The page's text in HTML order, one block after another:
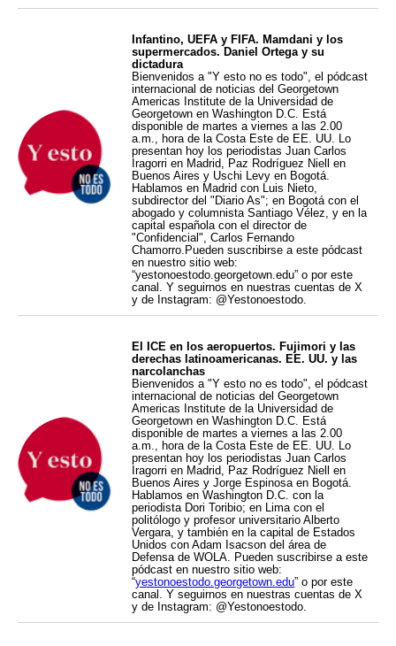
Infantino, UEFA y FIFA. Mamdani y los
supermercados. Daniel Ortega y su
dictadura
Bienvenidos a "Y esto no es todo", el pódcast
internacional de noticias del Georgetown
Americas Institute de la Universidad de
Georgetown en Washington D.C. Está
disponible de martes a viernes a las 2.00
a.m., hora de la Costa Este de EE. UU. Lo
presentan hoy los periodistas Juan Carlos
Iragorri en Madrid, Paz Rodríguez Niell en
Buenos Aires y Uschi Levy en Bogotá.
Hablamos en Madrid con Luis Nieto,
subdirector del "Diario As"; en Bogotá con el
abogado y columnista Santiago Vélez, y en la
capital española con el director de
"Confidencial", Carlos Fernando
Chamorro.Pueden suscribirse a este pódcast
en nuestro sitio web:
“yestonoestodo.georgetown.edu” o por este
canal. Y seguirnos en nuestras cuentas de X
y de Instagram: @Yestonoestodo.
El ICE en los aeropuertos. Fujimori y las
derechas latinoamericanas. EE. UU. y las
narcolanchas
Bienvenidos a "Y esto no es todo", el pódcast
internacional de noticias del Georgetown
Americas Institute de la Universidad de
Georgetown en Washington D.C. Está
disponible de martes a viernes a las 2.00
a.m., hora de la Costa Este de EE. UU. Lo
presentan hoy los periodistas Juan Carlos
Iragorri en Madrid, Paz Rodríguez Niell en
Buenos Aires y Jorge Espinosa en Bogotá.
Hablamos en Washington D.C. con la
periodista Dori Toribio; en Lima con el
politólogo y profesor universitario Alberto
Vergara, y también en la capital de Estados
Unidos con Adam Isacson del área de
Defensa de WOLA. Pueden suscribirse a este
pódcast en nuestro sitio web:
“yestonoestodo.georgetown.edu” o por este
canal. Y seguirnos en nuestras cuentas de X
y de Instagram: @Yestonoestodo.